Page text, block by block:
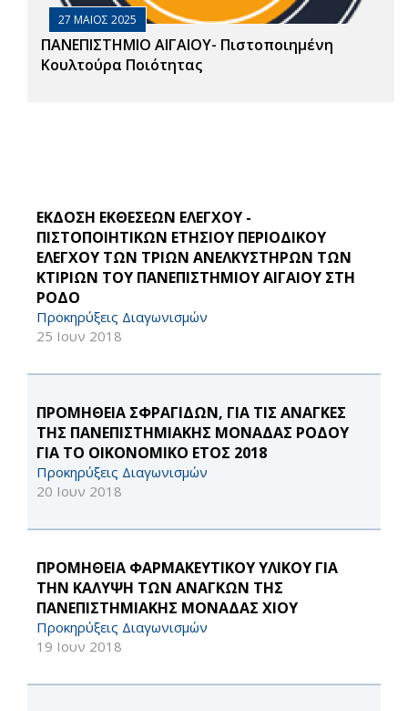
27 ΜΑΙΟΣ 2025
ΠΑΝΕΠΙΣΤΗΜΙΟ ΑΙΓΑΙΟΥ- Πιστοποιημένη
Κουλτούρα Ποιότητας
ΕΚΔΟΣΗ ΕΚΘΕΣΕΩΝ ΕΛΕΓΧΟΥ -
ΠΙΣΤΟΠΟΙΗΤΙΚΩΝ ΕΤΗΣΙΟΥ ΠΕΡΙΟΔΙΚΟΥ
ΕΛΕΓΧΟΥ ΤΩΝ ΤΡΙΩΝ ΑΝΕΛΚΥΣΤΗΡΩΝ ΤΩΝ
ΚΤΙΡΙΩΝ ΤΟΥ ΠΑΝΕΠΙΣΤΗΜΙΟΥ ΑΙΓΑΙΟΥ ΣΤΗ
ΡΟΔΟ
Προκηρύξεις Διαγωνισμών
25 Ιουν 2018
ΠΡΟΜΗΘΕΙΑ ΣΦΡΑΓΙΔΩΝ, ΓΙΑ ΤΙΣ ΑΝΑΓΚΕΣ
ΤΗΣ ΠΑΝΕΠΙΣΤΗΜΙΑΚΗΣ ΜΟΝΑΔΑΣ ΡΟΔΟΥ
ΓΙΑ ΤΟ ΟΙΚΟΝΟΜΙΚΟ ΕΤΟΣ 2018
Προκηρύξεις Διαγωνισμών
20 Ιουν 2018
ΠΡΟΜΗΘΕΙΑ ΦΑΡΜΑΚΕΥΤΙΚΟΥ ΥΛΙΚΟΥ ΓΙΑ
ΤΗΝ ΚΑΛΥΨΗ ΤΩΝ ΑΝΑΓΚΩΝ ΤΗΣ
ΠΑΝΕΠΙΣΤΗΜΙΑΚΗΣ ΜΟΝΑΔΑΣ ΧΙΟΥ
Προκηρύξεις Διαγωνισμών
19 Ιουν 2018